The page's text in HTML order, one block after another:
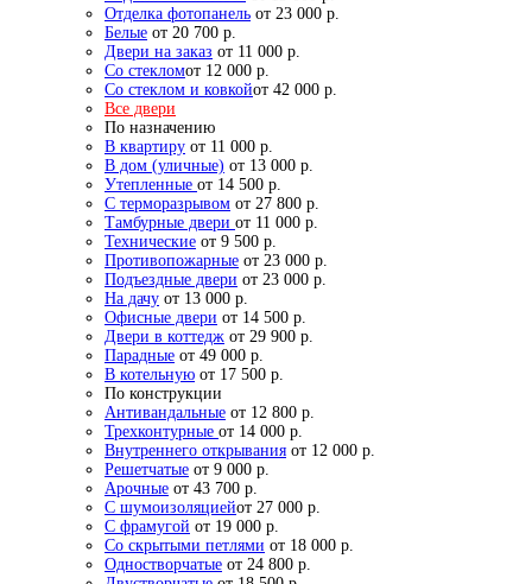
Отделка фотопанель от 23 000 р.
Белые от 20 700 р.
Двери на заказ от 11 000 р.
Со стекломот 12 000 р.
Со стеклом и ковкойот 42 000 р.
Все двери
По назначению
В квартиру от 11 000 р.
В дом (уличные) от 13 000 р.
Утепленные от 14 500 р.
С терморазрывом от 27 800 р.
Тамбурные двери от 11 000 р.
Технические от 9 500 р.
Противопожарные от 23 000 р.
Подъездные двери от 23 000 р.
На дачу от 13 000 р.
Офисные двери от 14 500 р.
Двери в коттедж от 29 900 р.
Парадные от 49 000 р.
В котельную от 17 500 р.
По конструкции
Антивандальные от 12 800 р.
Трехконтурные от 14 000 р.
Внутреннего открывания от 12 000 р.
Решетчатые от 9 000 р.
Арочные от 43 700 р.
С шумоизоляциейот 27 000 р.
С фрамугой от 19 000 р.
Со скрытыми петлями от 18 000 р.
Одностворчатые от 24 800 р.